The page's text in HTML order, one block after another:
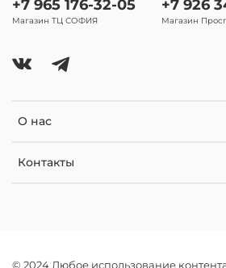
О нас
Контакты
+7 965 176-32-05
Магазин ТЦ СОФИЯ
+7 926
Магазин
© 2024 Любое использование